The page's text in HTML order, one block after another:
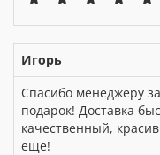
Игорь
Спасибо менеджеру
подарок! Доставка
качественный,
еще!